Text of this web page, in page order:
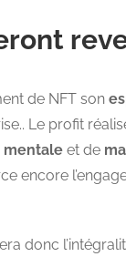
de NFT son
Le profit
mentaleet de
encore
donc